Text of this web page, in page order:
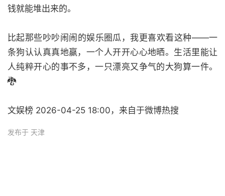
钱就能堆出来的。
比起那些吵吵闹闹的娱乐圈瓜，我更喜欢看这种——一
条狗认认真真地赢，一个人开开心心地晒。生活里能让
人纯粹开心的事不多，一只漂亮又争气的大狗算一件。
🐉
文娱榜 2026-04-25 18:00，来自于微博热搜
发布于 天津